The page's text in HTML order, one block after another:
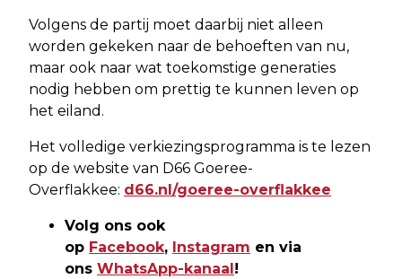
Volgens de partij moet daarbij niet alleen
worden gekeken naar de behoeften van nu,
maar ook naar wat toekomstige generaties
nodig hebben om prettig te kunnen leven op
het eiland.
Het volledige verkiezingsprogramma is te lezen
op de website van D66 Goeree-
Overflakkee: d66.nl/goeree-overflakkee
Volg ons ook
op Facebook, Instagram en via
ons WhatsApp-kanaal!